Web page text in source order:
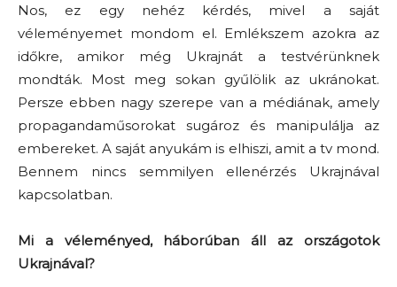
Nos, ez egy nehéz kérdés, mivel a saját
véleményemet mondom el. Emlékszem azokra az
időkre, amikor még Ukrajnát a testvérünknek
mondták. Most meg sokan gyűlölik az ukránokat.
Persze ebben nagy szerepe van a médiának, amely
propagandaműsorokat sugároz és manipulálja az
embereket. A saját anyukám is elhiszi, amit a tv mond.
Bennem nincs semmilyen ellenérzés Ukrajnával
kapcsolatban.
Mi a véleményed, háborúban áll az országotok
Ukrajnával?